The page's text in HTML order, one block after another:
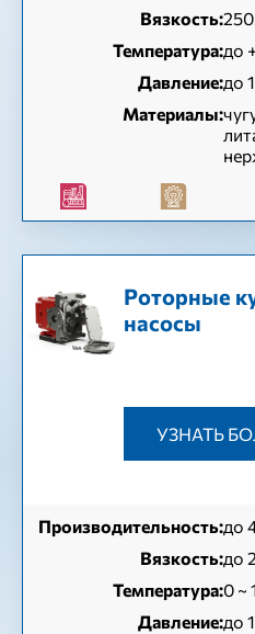
Вязкость:
Температура:до
Давление:до
Материалы:
Роторные
насосы
УЗНАТЬ
Производительность:до
Вязкость:до
Температура:0 ~
Давление:до